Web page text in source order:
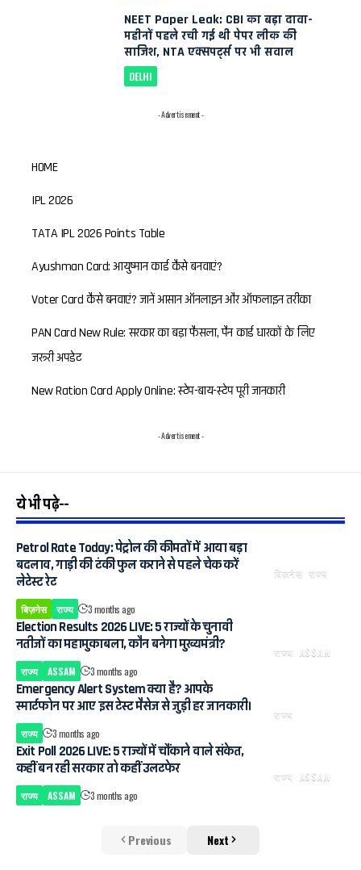
NEET Paper Leak: CBI का बड़ा दावा-
महीनों पहले रची गई थी पेपर लीक की
साजिश, NTA एक्सपर्ट्स पर भी सवाल
DELHI
- Advertisement -
HOME
IPL 2026
TATA IPL 2026 Points Table
Ayushman Card: आयुष्मान कार्ड कैसे बनवाएं?
Voter Card कैसे बनवाएं? जानें आसान ऑनलाइन और ऑफलाइन तरीका
PAN Card New Rule: सरकार का बड़ा फैसला, पैन कार्ड धारकों के लिए
जरूरी अपडेट
New Ration Card Apply Online: स्टेप-बाय-स्टेप पूरी जानकारी
- Advertisement -
ये भी पढ़े--
बिज़नेस राज्य
Petrol Rate Today: पेट्रोल की कीमतों में आया बड़ा
बदलाव, गाड़ी की टंकी फुल कराने से पहले चेक करें
लेटेस्ट रेट
बिज़नेस राज्य 3 months ago
राज्य ASSAM
Election Results 2026 LIVE: 5 राज्यों के चुनावी
नतीजों का महामुकाबला, कौन बनेगा मुख्यमंत्री?
राज्य ASSAM 3 months ago
राज्य
Emergency Alert System क्या है? आपके
स्मार्टफोन पर आए इस टेस्ट मैसेज से जुड़ी हर जानकारी।
राज्य 3 months ago
राज्य ASSAM
Exit Poll 2026 LIVE: 5 राज्यों में चौंकाने वाले संकेत,
कहीं बन रही सरकार तो कहीं उलटफेर
राज्य ASSAM 3 months ago
Previous Next